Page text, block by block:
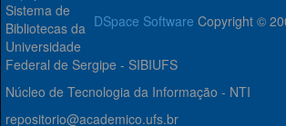
DSpace Software Copyright ©
Sistema de
Bibliotecas da
Universidade
Federal de Sergipe - SIBIUFS
Núcleo de Tecnologia da Informação - NTI
repositorio@academico.ufs.br